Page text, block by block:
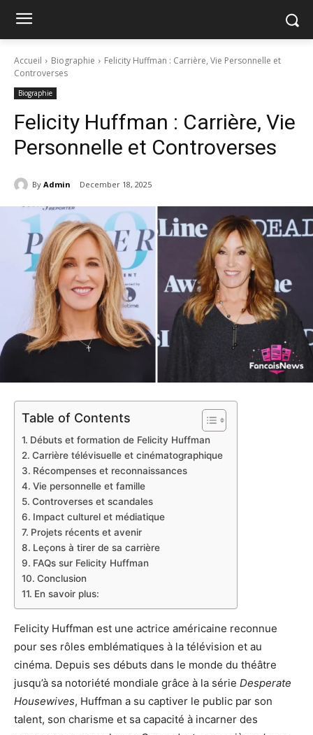
Accueil Biographie
Felicity Huffman : Carrière, Vie Personnelle et
Controverses
Biographie
Felicity Huffman : Carrière, Vie
Personnelle et Controverses
By Admin December 18, 2025
Table of Contents
Débuts et formation de Felicity Huffman
Carrière télévisuelle et cinématographique
Récompenses et reconnaissances
Vie personnelle et famille
Controverses et scandales
Impact culturel et médiatique
Projets récents et avenir
Leçons à tirer de sa carrière
FAQs sur Felicity Huffman
Conclusion
En savoir plus:
Felicity Huffman est une actrice américaine reconnue
pour ses rôles emblématiques à la télévision et au
cinéma. Depuis ses débuts dans le monde du théâtre
jusqu’à sa notoriété mondiale grâce à la série Desperate
Housewives, Huffman a su captiver le public par son
talent, son charisme et sa capacité à incarner des